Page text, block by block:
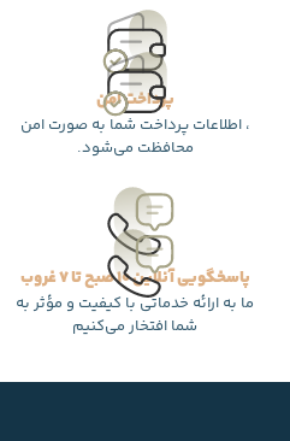
پرداخت امن
، اطلاعات پرداخت شما به صورت امن
محافظت می‌شود.
پاسخگویی آنلاین 10 صبح تا 7 غروب
ما به ارائه خدماتی با کیفیت و مؤثر به
شما افتخار می‌کنیم